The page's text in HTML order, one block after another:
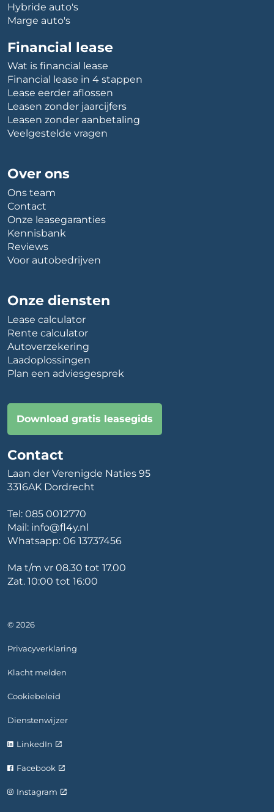
Hybride auto's
Marge auto's
Financial lease
Wat is financial lease
Financial lease in 4 stappen
Lease eerder aflossen
Leasen zonder jaarcijfers
Leasen zonder aanbetaling
Veelgestelde vragen
Over ons
Ons team
Contact
Onze leasegaranties
Kennisbank
Reviews
Voor autobedrijven
Onze diensten
Lease calculator
Rente calculator
Autoverzekering
Laadoplossingen
Plan een adviesgesprek
Download gratis leasegids
Contact
Laan der Verenigde Naties 95
3316AK Dordrecht
Tel: 085 0012770
Mail: info@fl4y.nl
Whatsapp: 06 13737456
Ma t/m vr 08.30 tot 17.00
Zat. 10:00 tot 16:00
© 2026
Privacyverklaring
Klacht melden
Cookiebeleid
Dienstenwijzer
LinkedIn
Facebook
Instagram